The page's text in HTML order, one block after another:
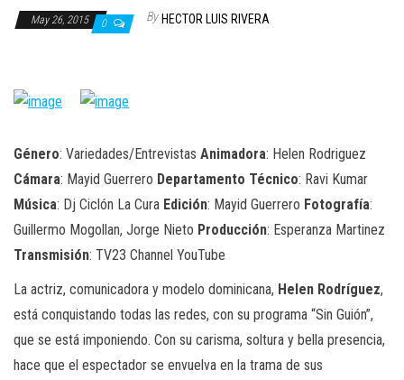
May 26, 2015 0 By HECTOR LUIS RIVERA
Género: Variedades/Entrevistas Animadora: Helen Rodriguez
Cámara: Mayid Guerrero Departamento Técnico: Ravi Kumar
Música: Dj Ciclón La Cura Edición: Mayid Guerrero Fotografía:
Guillermo Mogollan, Jorge Nieto Producción: Esperanza Martinez
Transmisión: TV23 Channel YouTube
La actriz, comunicadora y modelo dominicana, Helen Rodríguez,
está conquistando todas las redes, con su programa “Sin Guión”,
que se está imponiendo. Con su carisma, soltura y bella presencia,
hace que el espectador se envuelva en la trama de sus